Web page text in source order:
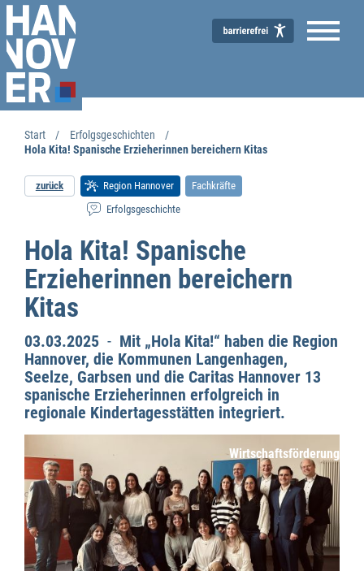
Wirtschaftsförderung
Start
Erfolgsgeschichten
Hola Kita! Spanische Erzieherinnen bereichern Kitas
zurück Region Hannover
Fachkräfte
Erfolgsgeschichte
Hola Kita! Spanische
Erzieherinnen bereichern
Kitas
03.03.2025 - Mit „Hola Kita!“ haben die Region
Hannover, die Kommunen Langenhagen,
Seelze, Garbsen und die Caritas Hannover 13
spanische Erzieherinnen erfolgreich in
regionale Kindertagesstätten integriert.